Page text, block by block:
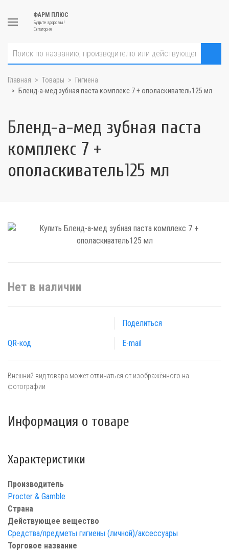
ФАРМ ПЛЮС
Будьте здоровы!
Евпатория
Главная Товары
Гигиена
Бленд-а-мед зубная паста комплекс 7 + ополаскиватель125 мл
Бленд-а-мед зубная паста
комплекс 7 +
ополаскиватель125 мл
Нет в наличии
Поделиться
QR-код E-mail
Внешний вид товара может отличаться от изображённого на
фотографии
Информация о товаре
Характеристики
Производитель
Procter & Gamble
Страна
Действующее вещество
Средства/предметы гигиены (личной)/аксессуары
Торговое название